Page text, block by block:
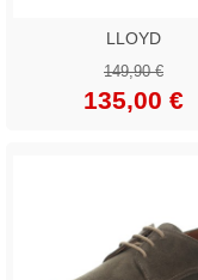
LLOYD
149,90 €
135,00 €